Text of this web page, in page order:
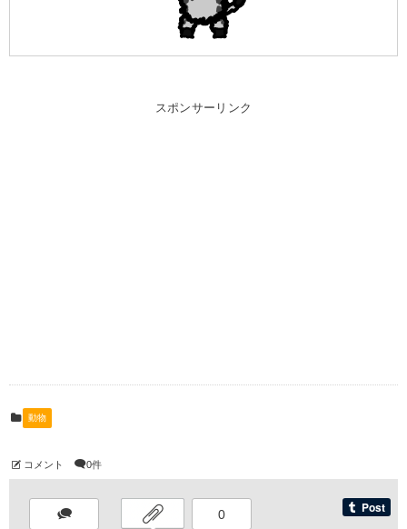
スポンサーリンク
動物
コメント 0件
0